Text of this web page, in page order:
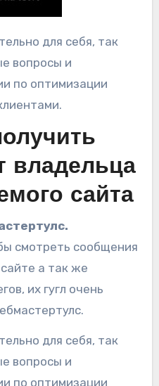
вопросы и
по оптимизации
владельца
сайта
смотреть сообщения
а так же
их гугл очень
для себя, так
вопросы и
по оптимизации